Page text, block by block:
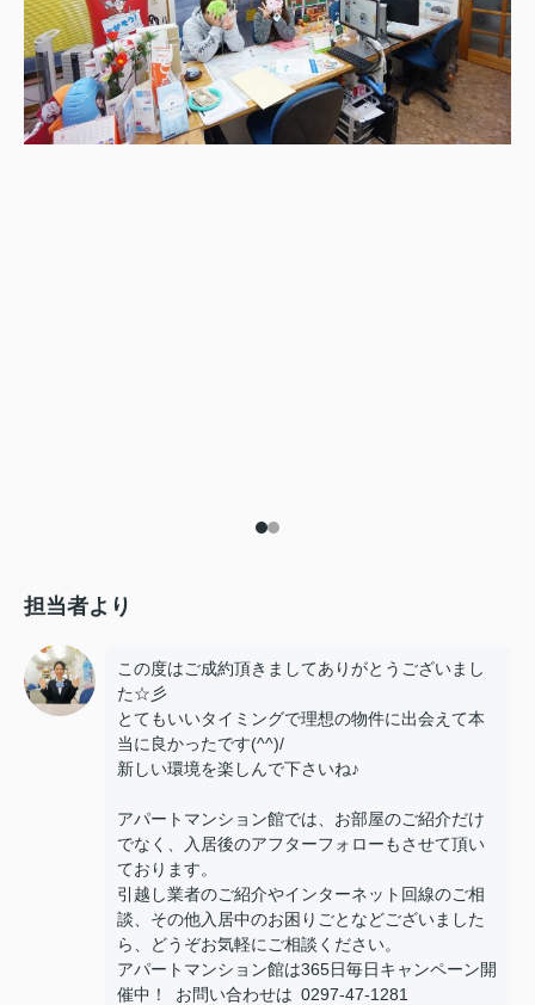
担当者より
この度はご成約頂きましてありがとうございまし
た☆彡
とてもいいタイミングで理想の物件に出会えて本
当に良かったです(^^)/
新しい環境を楽しんで下さいね♪
アパートマンション館では、お部屋のご紹介だけ
でなく、入居後のアフターフォローもさせて頂い
ております。
引越し業者のご紹介やインターネット回線のご相
談、その他入居中のお困りごとなどございました
ら、どうぞお気軽にご相談ください。
アパートマンション館は365日毎日キャンペーン開
催中！ お問い合わせは 0297-47-1281